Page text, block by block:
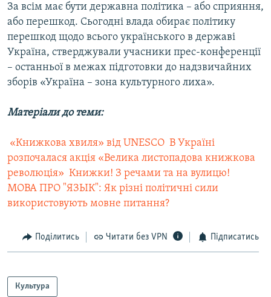
За всім має бути державна політика – або сприяння,
або перешкод. Сьогодні влада обирає політику
перешкод щодо всього українського в державі
Україна, стверджували учасники прес-конференції
– останньої в межах підготовки до надзвичайних
зборів «Україна – зона культурного лиха».
Матеріали до теми:
 «Книжкова хвиля» від UNESCO  В Україні
розпочалася акція «Велика листопадова книжкова
революція»  Книжки! З речами та на вулицю!
МОВА ПРО "ЯЗЫК": Як різні політичні сили
використовують мовне питання?
Поділитись Читати без VPN Підписатись
Культура